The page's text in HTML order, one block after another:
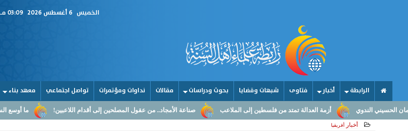
الخميس 03:09 مـ
الرابطة أخبار فتاوى شبهات وقضايا بحوث ودراسات مقالات نداوات ومؤتمرات تواصل اجتماعي معهد بناء
ما أوسع السجن... وما أضيق القلوب صناعة الأمجاد.. من عقول المصلحين إلى أقدام اللاعبين! أزمة العدالة تمتد من فلسطين إلى الملاعب
أخبار أفريقيا